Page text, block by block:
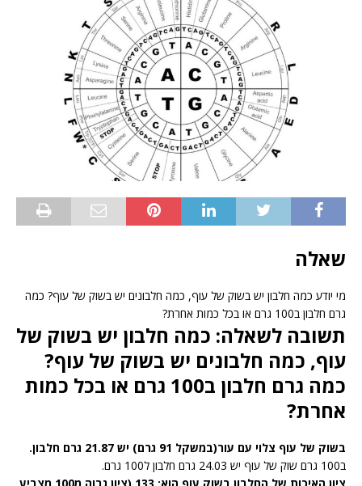
שאלה
מי יודע כמה חלבון יש בשוק של עוף, כמה חלבונים יש בשוק של עוף? כמה
גרם חלבון ב100 גרם או בכל כמות אחרת?
תשובה לשאלה: כמה חלבון יש בשוק של
עוף, כמה חלבונים יש בשוק של עוף?
כמה גרם חלבון ב100 גרם או בכל כמות
אחרת?
בשוק של עוף צלוי עם עור(במשקל 91 גרם) יש 21.87 גרם חלבון.
ב100 גרם שוק של עוף יש 24.03 גרם חלבון ל100 גרם.